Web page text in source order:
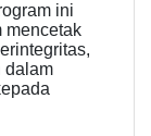
ini
mencetak
dalam